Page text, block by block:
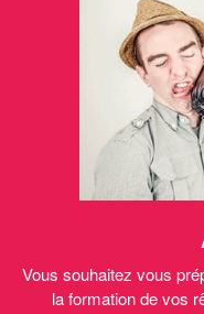
Vous souhaitez vous
la formation de vos